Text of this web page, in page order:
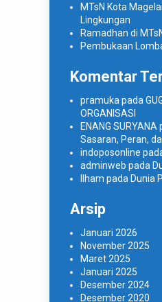
MTsN Kota
Lingkungan
Ramadhan di
Pembukaan
Komentar
pramuka pada
ORGANISASI
ENANG SURYANA
Sasaran, Peran,
indoposonline
adminweb pada
Ilham pada Dunia
Arsip
Januari 2026
November 2025
Maret 2025
Januari 2025
Desember 2024
Desember 2020